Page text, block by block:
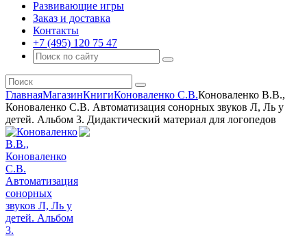
Развивающие игры
Заказ и доставка
Контакты
+7 (495) 120 75 47
ГлавнаяМагазинКнигиКоноваленко С.В.Коноваленко В.В.,
Коноваленко С.В. Автоматизация сонорных звуков Л, Ль у
детей. Альбом 3. Дидактический материал для логопедов